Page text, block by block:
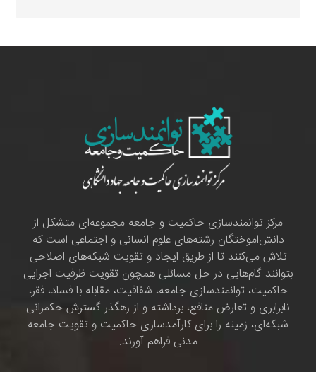
مرکز توانمندسازی حاکمیت و جامعه مجموعه‌ای متشکل از
دانش‌اموختگان رشته‌های علوم انسانی و اجتماعی است که
تلاش می‌کنند تا از طریق ایجاد و تقویت شبکه‌های اصلاحی
بتوانند گام‌هایی در حل مسائلی همچون تقویت ظرفیت اجرایی
حاکمیت، توانمندسازی جامعه، شفافیت، مقابله با فساد، فقر،
نابرابری و تعارض منافع، برداشته و از رهگذر گسترش حکمرانی
شبکه‌ای، زمینه را برای کارآمدسازی حاکمیت و تقویت جامعه
مدنی فراهم آورند.